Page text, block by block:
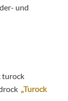
und
turock
„Turock